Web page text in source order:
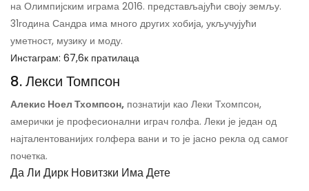
на Олимпијским играма 2016. представљајући своју земљу.
31година Сандра има много других хобија, укључујући
уметност, музику и моду.
Инстаграм: 67,6к пратилаца
8. Лекси Томпсон
Алекис Ноел Тхомпсон, познатији као Леки Тхомпсон,
амерички је професионални играч голфа. Леки је један од
најталентованијих голфера вани и то је јасно рекла од самог
почетка.
Да Ли Дирк Новитзки Има Дете